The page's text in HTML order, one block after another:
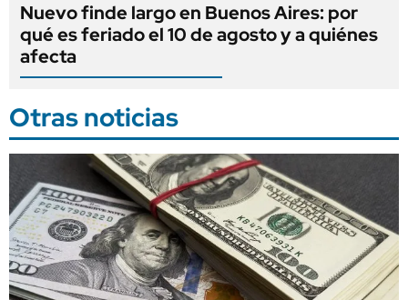
Nuevo finde largo en Buenos Aires: por
qué es feriado el 10 de agosto y a quiénes
afecta
Otras noticias